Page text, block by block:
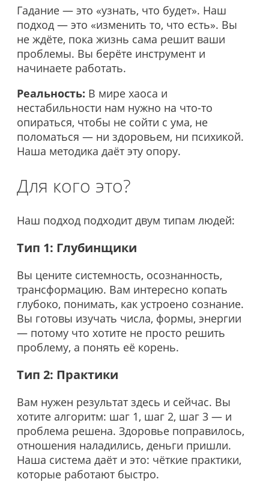
Гадание — это «узнать, что будет». Наш
подход — это «изменить то, что есть». Вы
не ждёте, пока жизнь сама решит ваши
проблемы. Вы берёте инструмент и
начинаете работать.
Реальность: В мире хаоса и
нестабильности нам нужно на что-то
опираться, чтобы не сойти с ума, не
поломаться — ни здоровьем, ни психикой.
Наша методика даёт эту опору.
Для кого это?
Наш подход подходит двум типам людей:
Тип 1: Глубинщики
Вы цените системность, осознанность,
трансформацию. Вам интересно копать
глубоко, понимать, как устроено сознание.
Вы готовы изучать числа, формы, энергии
— потому что хотите не просто решить
проблему, а понять её корень.
Тип 2: Практики
Вам нужен результат здесь и сейчас. Вы
хотите алгоритм: шаг 1, шаг 2, шаг 3 — и
проблема решена. Здоровье поправилось,
отношения наладились, деньги пришли.
Наша система даёт и это: чёткие практики,
которые работают быстро.